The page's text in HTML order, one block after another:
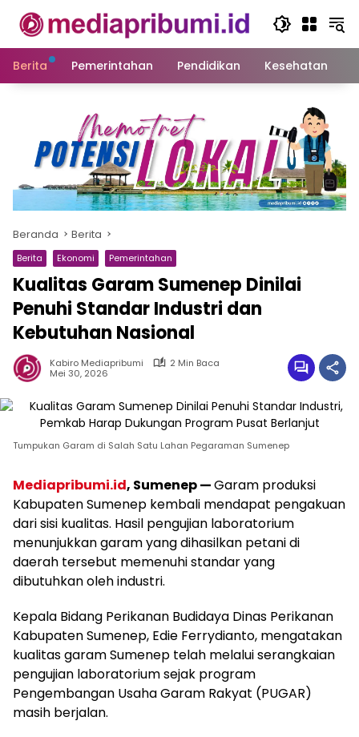
konten
Berita
Pemerintahan Pendidikan Kesehatan
Beranda Berita
Berita Ekonomi Pemerintahan
Kualitas Garam Sumenep Dinilai
Penuhi Standar Industri dan
Kebutuhan Nasional
Kabiro Mediapribumi
2 Min Baca
Mei 30, 2026
Tumpukan Garam di Salah Satu Lahan Pegaraman Sumenep
Mediapribumi.id, Sumenep —Garam produksi
Kabupaten Sumenep kembali mendapat pengakuan
dari sisi kualitas. Hasil pengujian laboratorium
menunjukkan garam yang dihasilkan petani di
daerah tersebut memenuhi standar yang
dibutuhkan oleh industri.
Kepala Bidang Perikanan Budidaya Dinas Perikanan
Kabupaten Sumenep, Edie Ferrydianto, mengatakan
kualitas garam Sumenep telah melalui serangkaian
pengujian laboratorium sejak program
Pengembangan Usaha Garam Rakyat (PUGAR)
masih berjalan.